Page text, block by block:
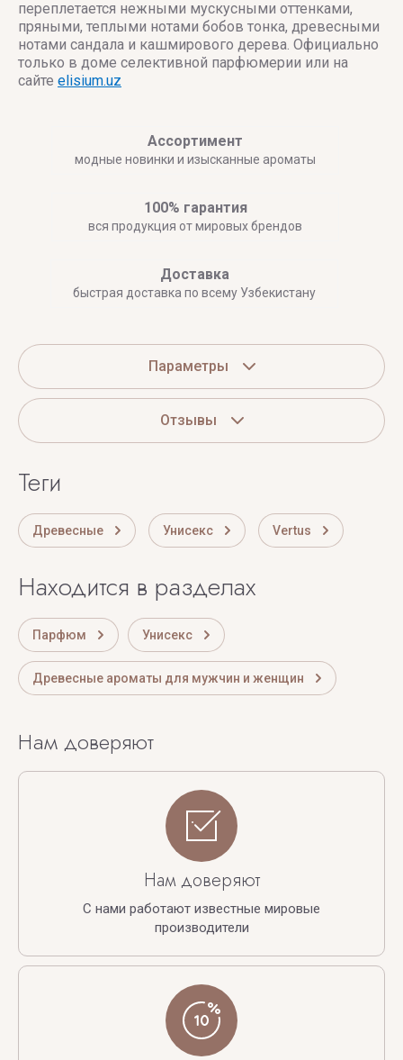
переплетается нежными мускусными оттенками,
пряными, теплыми нотами бобов тонка, древесными
нотами сандала и кашмирового дерева. Официально
только в доме селективной парфюмерии или на
сайте elisium.uz
Ассортимент
модные новинки и изысканные ароматы
100% гарантия
вся продукция от мировых брендов
Доставка
быстрая доставка по всему Узбекистану
Параметры
Отзывы
теги
Древесные Унисекс Vertus
Находится в разделах
Парфюм Унисекс
Древесные ароматы для мужчин и женщин
Нам доверяют
Нам доверяют
С нами работают известные мировые
производители